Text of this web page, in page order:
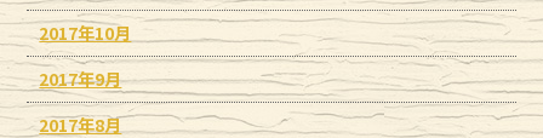
2017年10月
2017年9月
2017年8月